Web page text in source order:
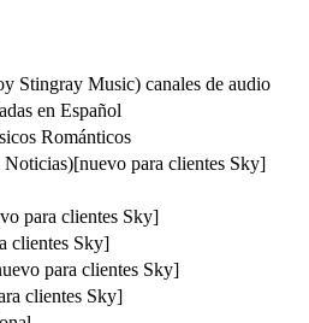
Stingray Music) canales de audio
en Español
Románticos
para clientes Sky]
para clientes Sky]
clientes Sky]
para clientes Sky]
clientes Sky]